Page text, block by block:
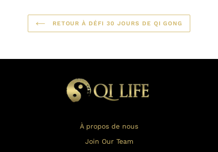
RETOUR À DÉFI 30 JOURS DE QI GONG
À propos de nous
Join Our Team